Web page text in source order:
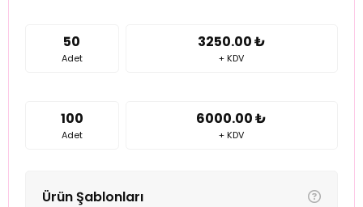
50
Adet
3250.00 ₺
+ KDV
100
Adet
6000.00 ₺
+ KDV
Ürün Şablonları